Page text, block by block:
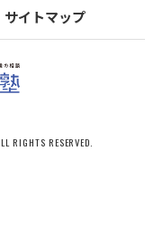
サイトマップ
RESERVED.